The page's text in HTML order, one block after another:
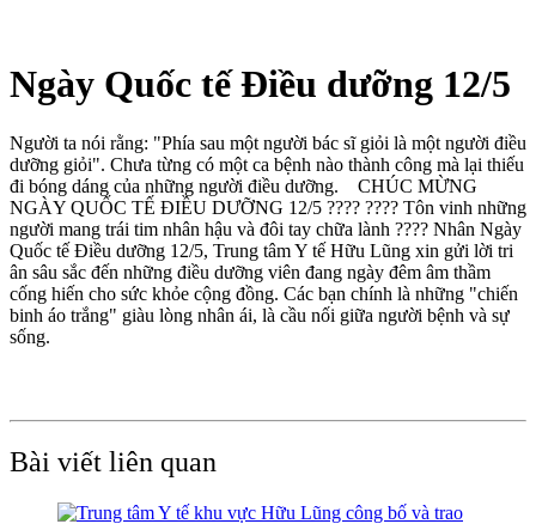
Ngày Quốc tế Điều dưỡng 12/5
Người ta nói rằng: "Phía sau một người bác sĩ giỏi là một người điều
dưỡng giỏi". Chưa từng có một ca bệnh nào thành công mà lại thiếu
đi bóng dáng của những người điều dưỡng. CHÚC MỪNG
NGÀY QUỐC TẾ ĐIỀU DƯỠNG 12/5 ???? ???? Tôn vinh những
người mang trái tim nhân hậu và đôi tay chữa lành ???? Nhân Ngày
Quốc tế Điều dưỡng 12/5, Trung tâm Y tế Hữu Lũng xin gửi lời tri
ân sâu sắc đến những điều dưỡng viên đang ngày đêm âm thầm
cống hiến cho sức khỏe cộng đồng. Các bạn chính là những "chiến
binh áo trắng" giàu lòng nhân ái, là cầu nối giữa người bệnh và sự
sống.
Bài viết liên quan